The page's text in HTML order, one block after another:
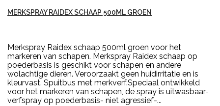
MERKSPRAY RAIDEX SCHAAP 500ML GROEN
Merkspray Raidex schaap 500ml groen voor het
markeren van schapen. Merkspray Raidex schaap op
poederbasis is geschikt voor schapen en andere
wolachtige dieren. Veroorzaakt geen huidirritatie en is
kleurvast. Spuitbus met merkverf.Speciaal ontwikkeld
voor het markeren van schapen, de spray is uitwasbaar-
verfspray op poederbasis- niet agressief-...